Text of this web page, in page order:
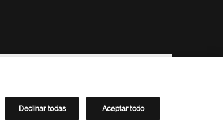
Directorio de Novartis
Declinar todas Aceptar todo